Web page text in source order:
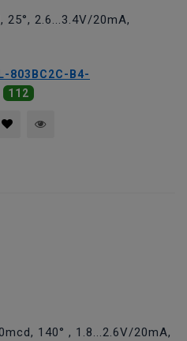
25°, 2.6...3.4V/20mA,
803BC2C-B4-
112
140° , 1.8...2.6V/20mA,